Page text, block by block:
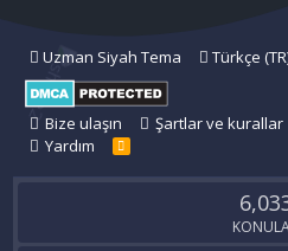
Uzman Siyah Tema Türkçe
Bize ulaşın Şartlar ve kurallar
Yardım
R
S